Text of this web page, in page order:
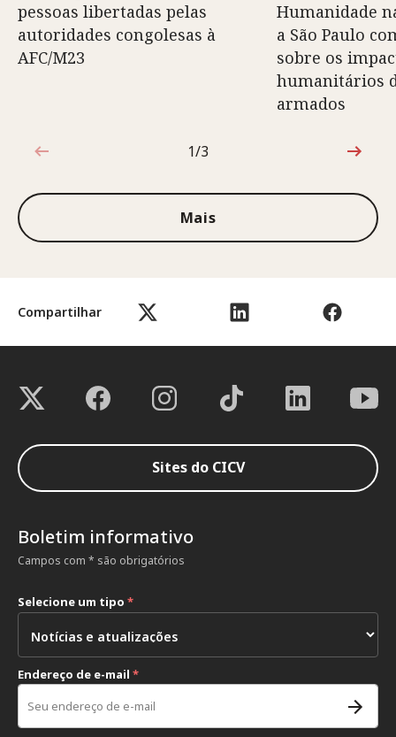
Compartilhar
pessoas libertadas pelas
autoridades congolesas à
AFC/M23
Humanidade
a São Paulo
sobre os
humanitários
armados
1 de 3
1/3
Mais
Sites do CICV
Boletim informativo
Campos com * são obrigatórios
Selecione um tipo *
Endereço de e-mail *